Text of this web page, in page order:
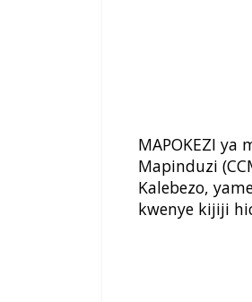
MAPOKEZI ya
Mapinduzi
Kalebezo,
kwenye kijiji